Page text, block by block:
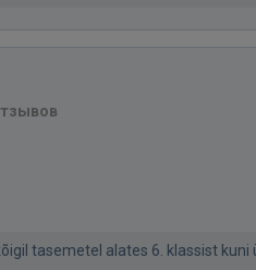
tasemetel alates 6. klassist kuni